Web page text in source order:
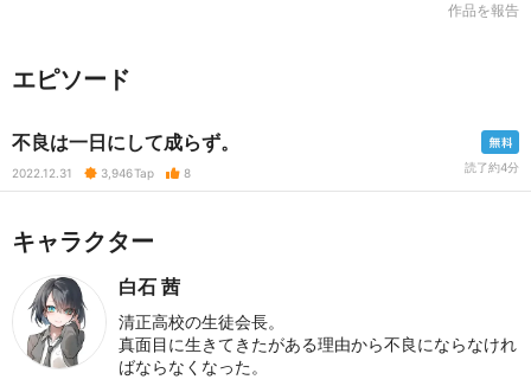
作品を報告
エピソード
不良は一日にして成らず。
2022.12.31 3,946Tap 8 読了約4分
キャラクター
白石 茜
清正高校の生徒会長。
真面目に生きてきたがある理由から不良にならなけれ
ばならなくなった。